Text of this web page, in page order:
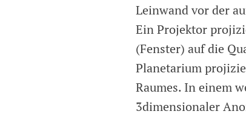
Leinwand vor der
Ein Projektor
(Fenster) auf die
Planetarium
Raumes. In einem
3dimensionaler